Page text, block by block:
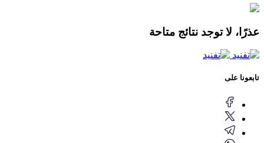
عذرًا، لا توجد نتائج متاحة
تابعونا على